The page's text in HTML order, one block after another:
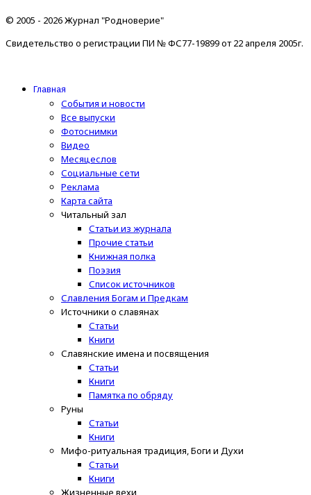
© 2005 - 2026 Журнал "Родноверие"
Свидетельство о регистрации ПИ № ФС77-19899 от 22 апреля 2005г.
Главная
События и новости
Все выпуски
Фотоснимки
Видео
Месяцеслов
Социальные сети
Реклама
Карта сайта
Читальный зал
Статьи из журнала
Прочие статьи
Книжная полка
Поэзия
Список источников
Славления Богам и Предкам
Источники о славянах
Статьи
Книги
Славянские имена и посвящения
Статьи
Книги
Памятка по обряду
Руны
Статьи
Книги
Мифо-ритуальная традиция, Боги и Духи
Статьи
Книги
Жизненные вехи